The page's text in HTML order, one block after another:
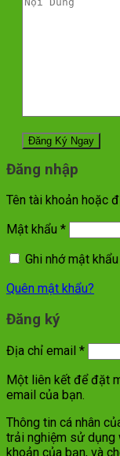
Đăng nhập
Tên tài khoản hoặc
Mật khẩu *
Ghi nhớ mật khẩu
Quên mật khẩu?
Đăng ký
Địa chỉ email *
Một liên kết để đặt
email của bạn.
Thông tin cá nhân
trải nghiệm sử dụng
khoản của bạn, và